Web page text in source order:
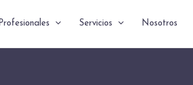
Servicios Nosotros